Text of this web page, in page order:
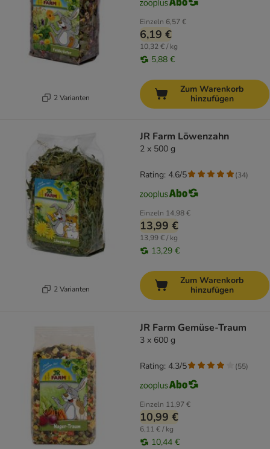
2 Varianten
Einzeln 6,57 €
6,19 €
10,32 € / kg
5,88 €
Zum Warenkorb
hinzufügen
2 Varianten
JR Farm Löwenzahn
2 x 500 g
Einzeln 14,98 €
13,99 €
13,99 € / kg
13,29 €
Rating: 4.6/5 (34)
Zum Warenkorb
hinzufügen
JR Farm Gemüse-Traum
3 x 600 g
Einzeln 11,97 €
10,99 €
6,11 € / kg
10,44 €
Rating: 4.3/5 (55)